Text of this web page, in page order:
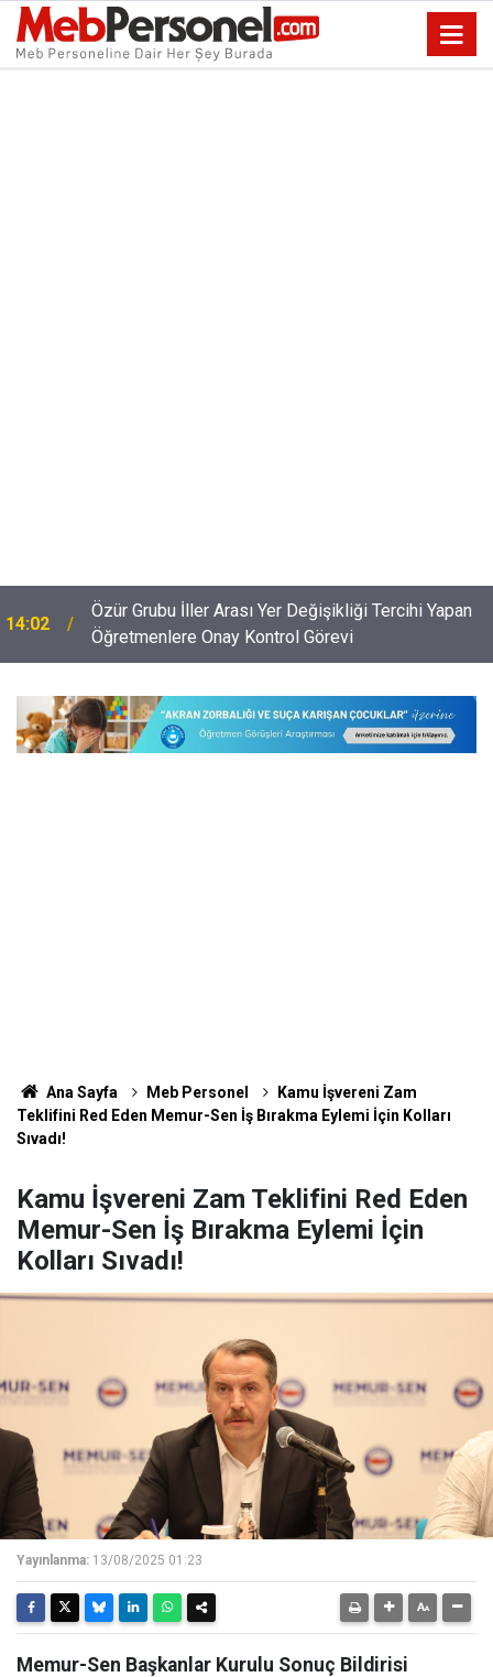
14:02
Özür Grubu İller Arası Yer Değişikliği Tercihi Yapan
Öğretmenlere Onay Kontrol Görevi
Ana Sayfa Meb Personel
Kamu İşvereni Zam
Teklifini Red Eden Memur-Sen İş Bırakma Eylemi İçin Kolları
Sıvadı!
Kamu İşvereni Zam Teklifini Red Eden
Memur-Sen İş Bırakma Eylemi İçin
Kolları Sıvadı!
Yayınlanma: 13/08/2025 01:23
Memur-Sen Başkanlar Kurulu Sonuç Bildirisi